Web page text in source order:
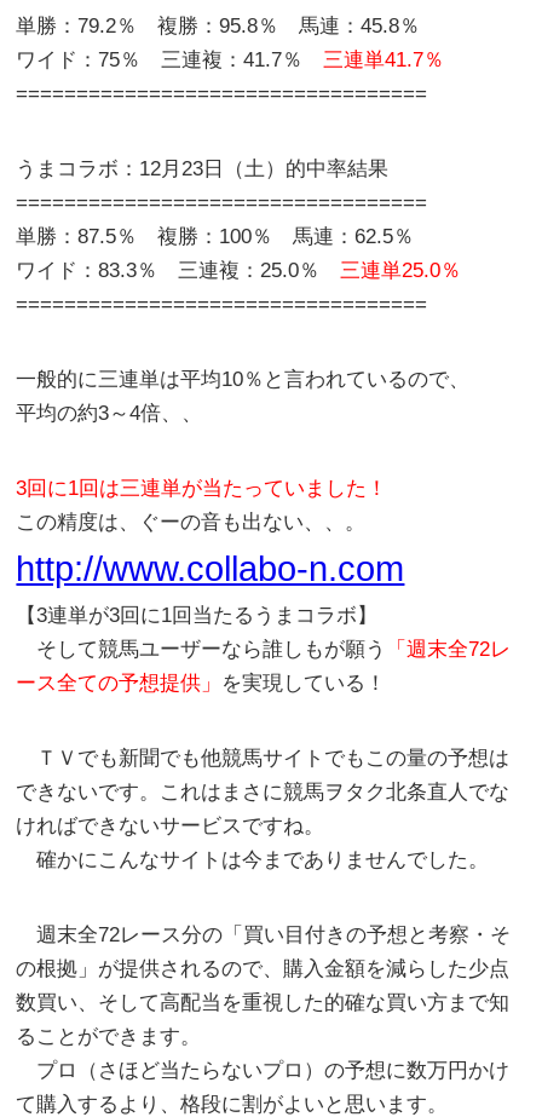
単勝：79.2％ 複勝：95.8％ 馬連：45.8％
ワイド：75％ 三連複：41.7％三連単41.7％
==================================
うまコラボ：12月23日（土）的中率結果
==================================
単勝：87.5％ 複勝：100％ 馬連：62.5％
ワイド：83.3％ 三連複：25.0％三連単25.0％
==================================
一般的に三連単は平均10％と言われているので、
平均の約3～4倍、、
3回に1回は三連単が当たっていました！
この精度は、ぐーの音も出ない、、。
http://www.collabo-n.com
【3連単が3回に1回当たるうまコラボ】
そして競馬ユーザーなら誰しもが願う
「週末全72レ
ース全ての予想提供」 を実現している！
ＴＶでも新聞でも他競馬サイトでもこの量の予想は
できないです。これはまさに競馬ヲタク北条直人でな
ければできないサービスですね。
確かにこんなサイトは今までありませんでした。
週末全72レース分の「買い目付きの予想と考察・そ
の根拠」が提供されるので、購入金額を減らした少点
数買い、そして高配当を重視した的確な買い方まで知
ることができます。
プロ（さほど当たらないプロ）の予想に数万円かけ
て購入するより、格段に割がよいと思います。